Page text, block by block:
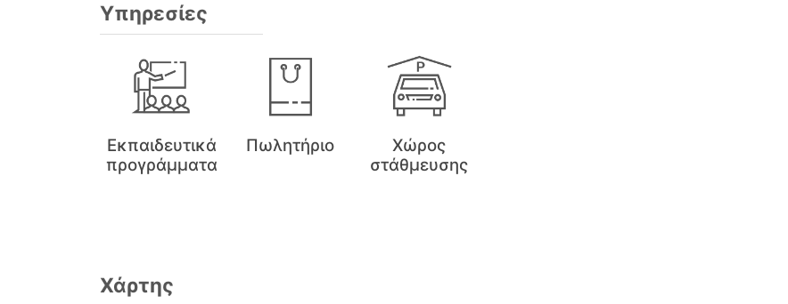
Υπηρεσίες
Εκπαιδευτικά
προγράμματα
Πωλητήριο
Χώρος
στάθμευσης
Χάρτης